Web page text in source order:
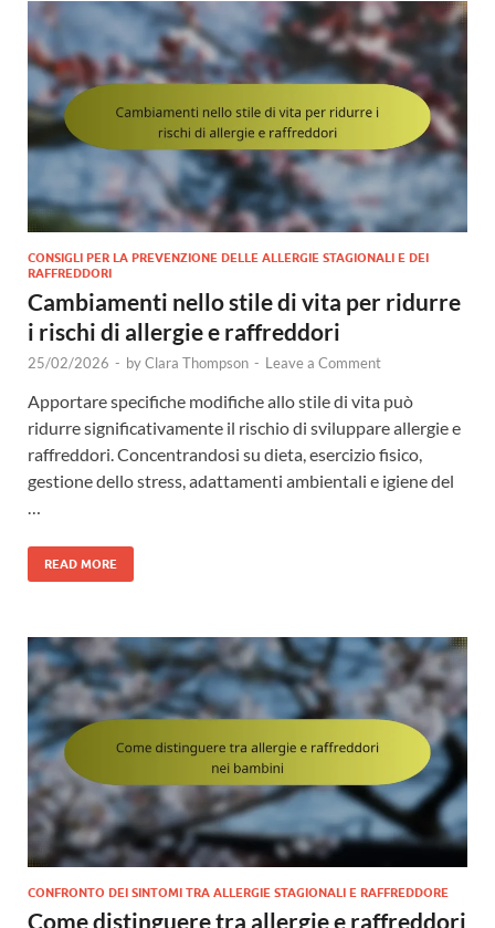
CONSIGLI PER LA PREVENZIONE DELLE ALLERGIE STAGIONALI E DEI
RAFFREDDORI
Cambiamenti nello stile di vita per ridurre
i rischi di allergie e raffreddori
25/02/2026 - byClara Thompson - Leave a Comment
Apportare specifiche modifiche allo stile di vita può
ridurre significativamente il rischio di sviluppare allergie e
raffreddori. Concentrandosi su dieta, esercizio fisico,
gestione dello stress, adattamenti ambientali e igiene del
READ MORE
CONFRONTO DEI SINTOMI TRA ALLERGIE STAGIONALI E RAFFREDDORE
Come distinguere tra allergie e raffreddori